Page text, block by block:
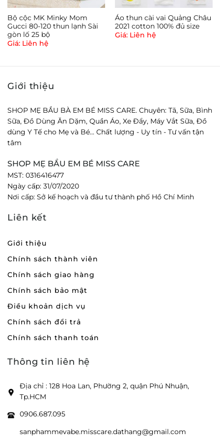
- Bạn vui lòng đọc kỹ thông tin sản phẩm rồi quyết
định mua hàng.
đặt hàng.
- Khi đặt hàng bạn vui lòng ghi chú vào đơn hàng
trọng lượng… thời gian bạn có thể nhận hàng.
- Khi đặt hàng xong bạn vui lòng nghe máy trong
thời ship sản phẩm đến tận nhà ạ.
- Kiểm tra hàng trước khi thanh toán, nếu hàng
không nhận hàng và gọi báo Shop.
#misscare #dososinh
__________________
Bộ cộc MK Minky Mom
Gucci 80-120 thun lạnh Sài
gòn lố 25 bộ
Giá: Liên hệ
Áo thun cài vai Quảng Châu
2021 cotton 100% đủ size
Giá: Liên hệ
Giới thiệu
SHOP MẸ BẦU BÀ EM BÉ MISS CARE. Chuyên: Tã, Sữa, Bình
Sữa, Đồ Dùng Ăn Dặm, Quần Áo, Xe Đẩy, Máy Vắt Sữa, Đồ
dùng Y Tế cho Mẹ và Bé... Chất lượng - Uy tín - Tư vấn tận
tâm
SHOP MẸ BẦU EM BÉ MISS CARE
MST: 0316416477
Ngày cấp: 31/07/2020
Nơi cấp: Sở kế hoạch và đầu tư thành phố Hồ Chí Minh
Liên kết
Giới thiệu
Chính sách thành viên
Chính sách giao hàng
Chính sách bảo mật
Điều khoản dịch vụ
Chính sách đổi trả
Chính sách thanh toán
Thông tin liên hệ
Địa chỉ : 128 Hoa Lan, Phường 2, quận Phú Nhuận,
Tp.HCM
0906.687.095
sanphammevabe.misscare.dathang@gmail.com